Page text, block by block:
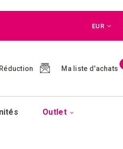
Monnaie
EUR
Ma liste d'achats
Outlet